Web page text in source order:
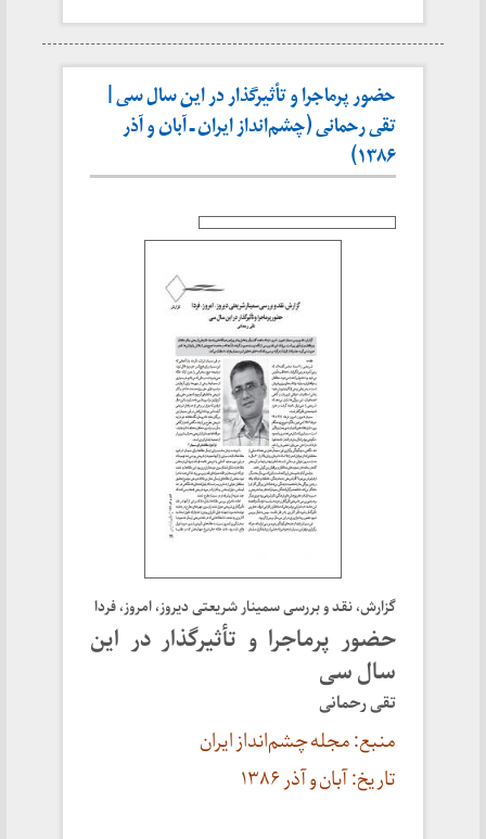
حضور پرماجرا و تأثیرگذار در این سال سی |
تقی رحمانی (چشم‌انداز ایران ـ آبان و آذر
۱۳۸۶)
گزارش، نقد و بررسی سمینار شریعتی دیروز، امروز، فردا
حضور پرماجرا و تأثیرگذار در این
سال سی
تقی رحمانی
منبع: مجله چشم‌انداز ایران
تاریخ: آبان و آذر۱۳۸۶